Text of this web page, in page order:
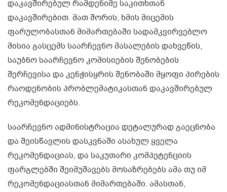
დაკავშირებულ რამდენიმე საკითხთან
დაკავშირებით. მათ შორის, ხმის მიცემის
ფარულობასთან მიმართებაში სადამკვირვებლო
მისია გასცემს საარჩევნო მასალების დახვეწის,
საუბნო საარჩევნო კომისიების შენობების
შერჩევისა და კენჭისყრის შენობაში მყოფი პირების
რაოდენობის პრობლემატიკასთან დაკავშირებულ
რეკომენდაციებს.
საარჩევნო ადმინისტრაცია დეტალურად გაეცნობა
და შეისწავლის დასკვნაში ასახულ ყველა
რეკომენდაციას, და საკუთარი კომპეტენციის
ფარგლებში შეიმუშავებს მოსაზრებებს ამა თუ იმ
რეკომენდაციასთან მიმართებაში. ამასთან,